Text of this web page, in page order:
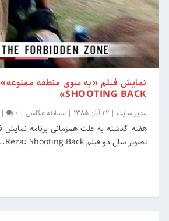
SHOOTING BACK»
مدیر سایت |22 آبان 1385 |مسابقه عکاسی |
0
هفته گذشته به علت همزمانی برنامه نمایش
تصویر سال دو فیلم Reza: Shooting Back...